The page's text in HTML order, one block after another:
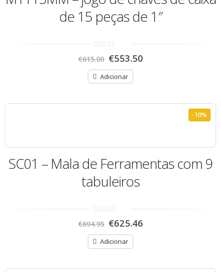
de 15 peças de 1″
out
5
€615.00 €553.50
Adicionar
-10%
SC01 – Mala de Ferramentas com 9
tabuleiros
out
5
€694.95 €625.46
Adicionar